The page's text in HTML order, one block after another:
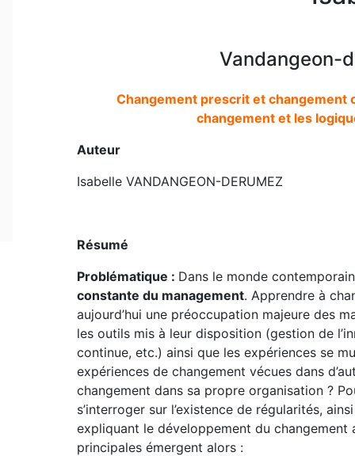
Vandangeon-
Changement prescrit et changement
changement et les
Auteur
Isabelle VANDANGEON-DERUMEZ
Résumé
Problématique : Dans le monde
constante du management. Apprendre à
aujourd’hui une préoccupation majeure des
les outils mis à leur disposition (gestion de
continue, etc.) ainsi que les expériences se
expériences de changement vécues dans
changement dans sa propre organisation ?
s’interroger sur l’existence de régularités,
expliquant le développement du changement
principales émergent alors :